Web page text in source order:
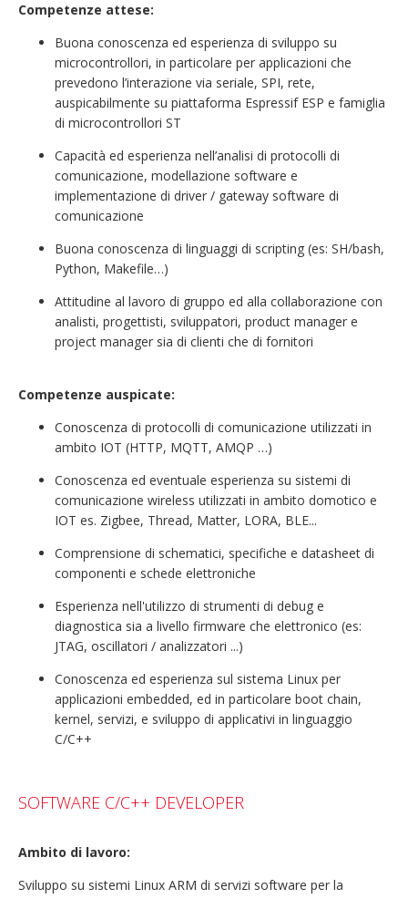
Competenze attese:
Buona conoscenza ed esperienza di sviluppo su
microcontrollori, in particolare per applicazioni che
prevedono l’interazione via seriale, SPI, rete,
auspicabilmente su piattaforma Espressif ESP e famiglia
di microcontrollori ST
Capacità ed esperienza nell’analisi di protocolli di
comunicazione, modellazione software e
implementazione di driver / gateway software di
comunicazione
Buona conoscenza di linguaggi di scripting (es: SH/bash,
Python, Makefile…)
Attitudine al lavoro di gruppo ed alla collaborazione con
analisti, progettisti, sviluppatori, product manager e
project manager sia di clienti che di fornitori
Competenze auspicate:
Conoscenza di protocolli di comunicazione utilizzati in
ambito IOT (HTTP, MQTT, AMQP …)
Conoscenza ed eventuale esperienza su sistemi di
comunicazione wireless utilizzati in ambito domotico e
IOT es. Zigbee, Thread, Matter, LORA, BLE...
Comprensione di schematici, specifiche e datasheet di
componenti e schede elettroniche
Esperienza nell'utilizzo di strumenti di debug e
diagnostica sia a livello firmware che elettronico (es:
JTAG, oscillatori / analizzatori ...)
Conoscenza ed esperienza sul sistema Linux per
applicazioni embedded, ed in particolare boot chain,
kernel, servizi, e sviluppo di applicativi in linguaggio
C/C++
SOFTWARE C/C++ DEVELOPER
Ambito di lavoro:
Sviluppo su sistemi Linux ARM di servizi software per la